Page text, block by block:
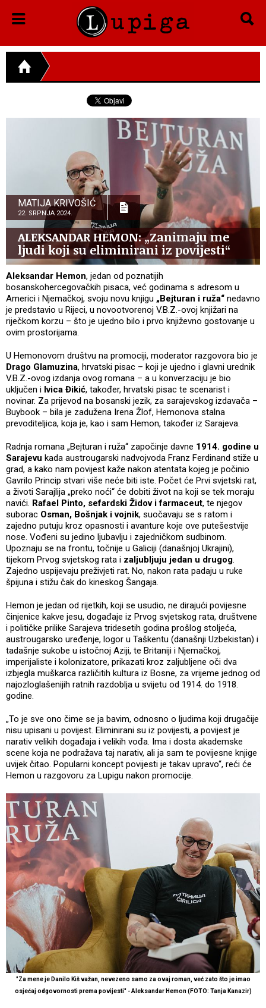
MATIJA KRIVOŠIĆ
22. SRPNJA 2024.
ALEKSANDAR HEMON: „Zanimaju me
ljudi koji su eliminirani iz povijesti“
Aleksandar Hemon, jedan od poznatijih
bosanskohercegovačkih pisaca, već godinama s adresom u
Americi i Njemačkoj, svoju novu knjigu „Bejturan i ruža“ nedavno
je predstavio u Rijeci, u novootvorenoj V.B.Z.-ovoj knjižari na
riječkom korzu – što je ujedno bilo i prvo književno gostovanje u
ovim prostorijama.
U Hemonovom društvu na promociji, moderator razgovora bio je
Drago Glamuzina, hrvatski pisac – koji je ujedno i glavni urednik
V.B.Z.-ovog izdanja ovog romana – a u konverzaciju je bio
uključen i Ivica Đikić, također, hrvatski pisac te scenarist i
novinar. Za prijevod na bosanski jezik, za sarajevskog izdavača –
Buybook – bila je zadužena Irena Žlof, Hemonova stalna
prevoditeljica, koja je, kao i sam Hemon, također iz Sarajeva.
Radnja romana „Bejturan i ruža“ započinje davne 1914. godine u
Sarajevu kada austrougarski nadvojvoda Franz Ferdinand stiže u
grad, a kako nam povijest kaže nakon atentata kojeg je počinio
Gavrilo Princip stvari više neće biti iste. Počet će Prvi svjetski rat,
a životi Sarajlija „preko noći“ će dobiti život na koji se tek moraju
navići. Rafael Pinto, sefardski Židov i farmaceut, te njegov
suborac Osman, Bošnjak i vojnik, suočavaju se s ratom i
zajedno putuju kroz opasnosti i avanture koje ove putešestvije
nose. Vođeni su jedino ljubavlju i zajedničkom sudbinom.
Upoznaju se na frontu, točnije u Galiciji (današnjoj Ukrajini),
tijekom Prvog svjetskog rata i zaljubljuju jedan u drugog.
Zajedno uspijevaju preživjeti rat. No, nakon rata padaju u ruke
špijuna i stižu čak do kineskog Šangaja.
Hemon je jedan od rijetkih, koji se usudio, ne dirajući povijesne
činjenice kakve jesu, događaje iz Prvog svjetskog rata, društvene
i političke prilike Sarajeva tridesetih godina prošlog stoljeća,
austrougarsko uređenje, logor u Taškentu (današnji Uzbekistan) i
tadašnje sukobe u istočnoj Aziji, te Britaniji i Njemačkoj,
imperijaliste i kolonizatore, prikazati kroz zaljubljene oči dva
izbjegla muškarca različitih kultura iz Bosne, za vrijeme jednog od
najozloglašenijih ratnih razdoblja u svijetu od 1914. do 1918.
godine.
„To je sve ono čime se ja bavim, odnosno o ljudima koji drugačije
nisu upisani u povijest. Eliminirani su iz povijesti, a povijest je
narativ velikih događaja i velikih vođa. Ima i dosta akademske
scene koja ne podražava taj narativ, ali ja sam te povijesne knjige
uvijek čitao. Popularni koncept povijesti je takav upravo“, reći će
Hemon u razgovoru za Lupigu nakon promocije.
"Za mene je Danilo Kiš važan, nevezeno samo za ovaj roman, već zato što je imao
osjećaj odgovornosti prema povijesti" - Aleksandar Hemon (FOTO: Tanja Kanazir)